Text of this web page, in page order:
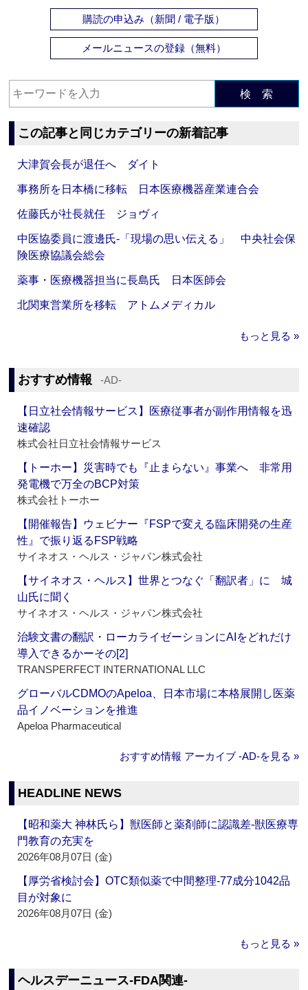
購読の申込み（新聞 / 電子版）
メールニュースの登録（無料）
検 索
この記事と同じカテゴリーの新着記事
大津賀会長が退任へ ダイト
事務所を日本橋に移転 日本医療機器産業連合会
佐藤氏が社長就任 ジョヴィ
中医協委員に渡邊氏‐「現場の思い伝える」 中央社会保
険医療協議会総会
薬事・医療機器担当に長島氏 日本医師会
北関東営業所を移転 アトムメディカル
もっと見る »
おすすめ情報 ‐AD‐
【日立社会情報サービス】医療従事者が副作用情報を迅
速確認
株式会社日立社会情報サービス
【トーホー】災害時でも『止まらない』事業へ 非常用
発電機で万全のBCP対策
株式会社トーホー
【開催報告】ウェビナー『FSPで変える臨床開発の生産
性』で振り返るFSP戦略
サイネオス・ヘルス・ジャパン株式会社
【サイネオス・ヘルス】世界とつなぐ「翻訳者」に 城
山氏に聞く
サイネオス・ヘルス・ジャパン株式会社
治験文書の翻訳・ローカライゼーションにAIをどれだけ
導入できるかーその[2]
TRANSPERFECT INTERNATIONAL LLC
グローバルCDMOのApeloa、日本市場に本格展開し医薬
品イノベーションを推進
Apeloa Pharmaceutical
おすすめ情報 アーカイブ ‐AD‐を見る »
HEADLINE NEWS
【昭和薬大 神林氏ら】獣医師と薬剤師に認識差‐獣医療専
門教育の充実を
2026年08月07日 (金)
【厚労省検討会】OTC類似薬で中間整理‐77成分1042品
目が対象に
2026年08月07日 (金)
もっと見る »
ヘルスデーニュース‐FDA関連‐